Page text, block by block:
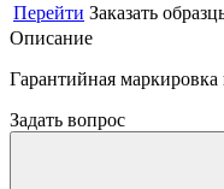
Перейти Заказать
Описание
Гарантийная
Задать вопрос